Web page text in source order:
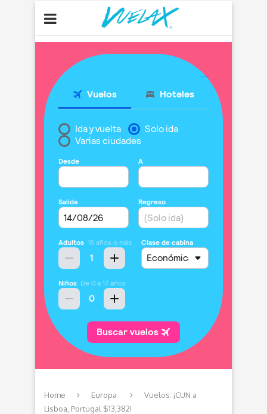
Home Europa
Vuelos: ¡CUN a
Lisboa, Portugal $13,382!